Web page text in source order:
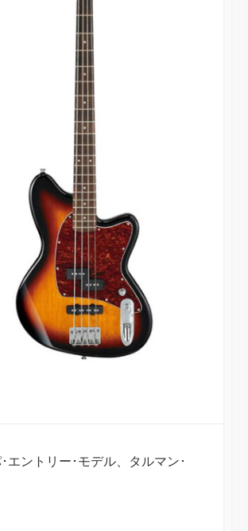
エントリー･モデル、タルマン･